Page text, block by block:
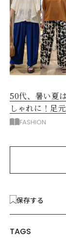
50代、暑い夏
しゃれに！足
快適「優秀ワイ
FASHION
保存する
TAGS